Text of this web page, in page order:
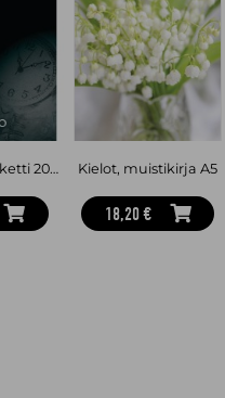
Wega-vuosipaketti 2027 Kielot, muistikirja A5
18,20 €